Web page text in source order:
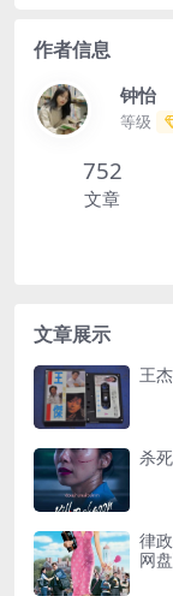
作者信息
钟怡
等级
752
文章
文章展示
王
杀
律
网